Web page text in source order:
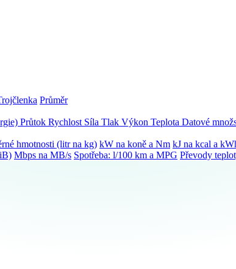
Průměr
Průtok Rychlost Síla Tlak Výkon Teplota Datové
hmotnosti (litr na kg) kW na koně a Nm kJ na kcal a
Mbps na MB/s Spotřeba: l/100 km a MPG Převody